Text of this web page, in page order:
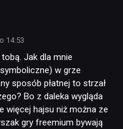
14:53
Jak dla mnie
w grze
sposób płatnej to strzał
Bo z daleka wygląda
więcej hajsu niż można ze
gry freemium bywają